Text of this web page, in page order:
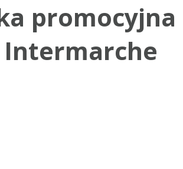
promocyjna
Intermarche